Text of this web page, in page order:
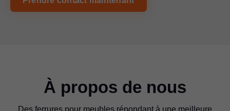
À propos de nous
Des ferrures pour meubles répondant à une meilleure